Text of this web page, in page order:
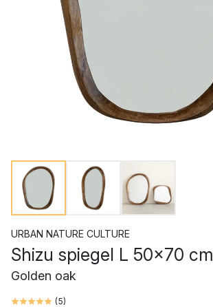
URBAN NATURE CULTURE
Shizu spiegel L 50x70 cm
Golden oak
(5)